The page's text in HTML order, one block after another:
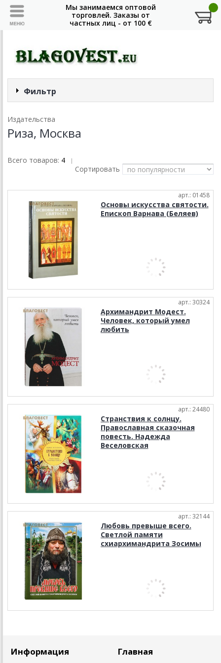
Фильтр
Издательства
Риза, Москва
Всего товаров: 4 |
Сортировать
арт.: 01458
Основы искусства святости.
Епископ Варнава (Беляев)
арт.: 30324
Архимандрит Модест.
Человек, который умел
любить
арт.: 24480
Странствия к солнцу.
Православная сказочная
повесть. Надежда
Веселовская
арт.: 32144
Любовь превыше всего.
Светлой памяти
схиархимандрита Зосимы
Информация
Главная